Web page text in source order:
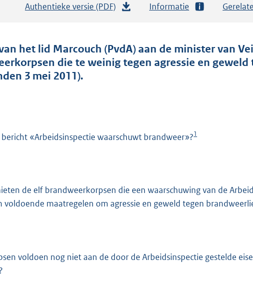
Authentieke versie (PDF)
t
a
o
e
:
b
Informatie
het lid Marcouch (PvdA) aan de minister van
die te weinig tegen agressie en
3 mei 2011).
«Arbeidsinspectie waarschuwt brandweer»?1
de elf brandweerkorpsen die een waarschuwing van de
voldoende maatregelen om agressie en geweld tegen
voldoen nog niet aan de door de Arbeidsinspectie gestelde